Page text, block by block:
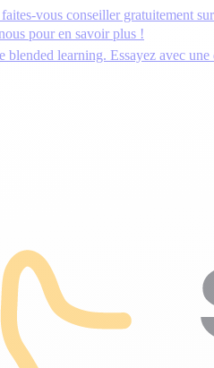
faites-vous conseiller gratuitement
pour en savoir plus !
blended learning. Essayez avec une